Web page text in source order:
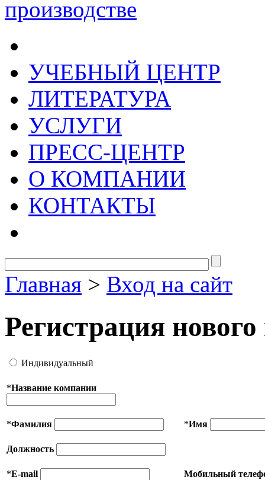
УЧЕБНЫЙ ЦЕНТР
ЛИТЕРАТУРА
УСЛУГИ
ПРЕСС-ЦЕНТР
О КОМПАНИИ
КОНТАКТЫ
Главная > Вход на сайт
Регистрация нового
Индивидуальный
*Название компании
*Фамилия *Имя
Должность
*E-mail
Мобильный